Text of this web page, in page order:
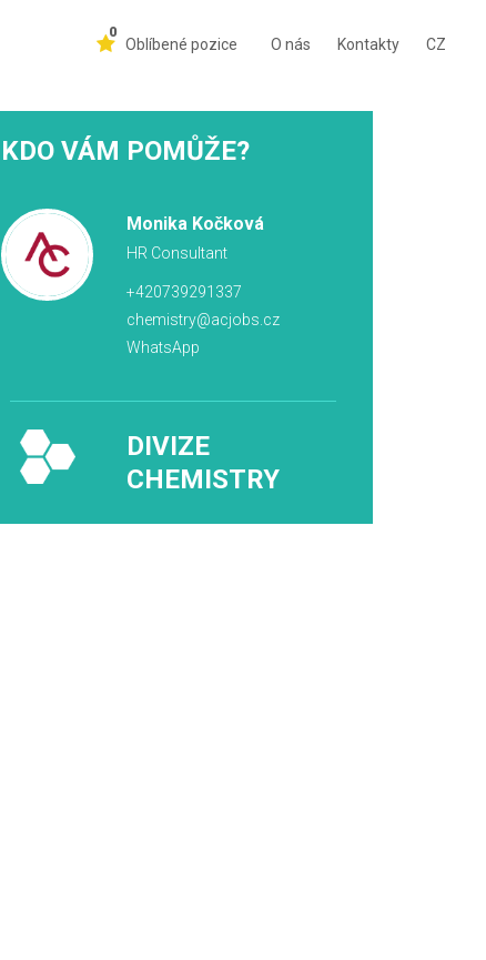
0
Oblíbené pozice O nás Kontakty CZ
KDO VÁM POMŮŽE?
Monika Kočková
HR Consultant
+420739291337
chemistry@acjobs.cz
WhatsApp
DIVIZE
CHEMISTRY